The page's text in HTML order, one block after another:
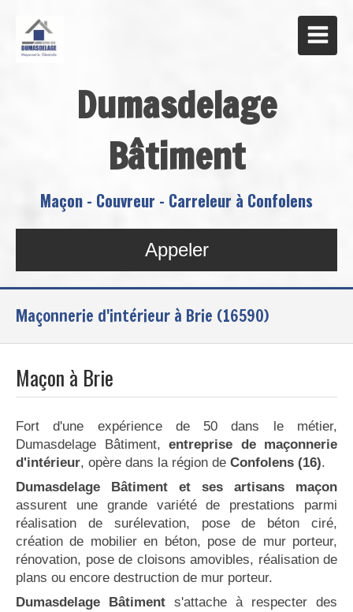
Dumasdelage
Bâtiment
Maçon - Couvreur - Carreleur à Confolens
Appeler
Maçonnerie d'intérieur à Brie (16590)
Maçon à Brie
Fort d'une expérience de 50 dans le métier,
Dumasdelage Bâtiment, entreprise de maçonnerie
d'intérieur, opère dans la région de Confolens (16).
Dumasdelage Bâtiment et ses artisans maçon
assurent une grande variété de prestations parmi
réalisation de surélevation, pose de béton ciré,
création de mobilier en béton, pose de mur porteur,
rénovation, pose de cloisons amovibles, réalisation de
plans ou encore destruction de mur porteur.
Dumasdelage Bâtiment s'attache à respecter des